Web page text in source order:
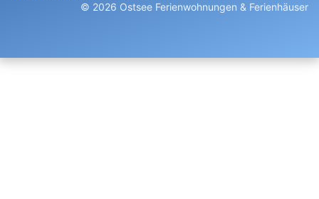
© 2026 Ostsee Ferienwohnungen & Ferienhäuser